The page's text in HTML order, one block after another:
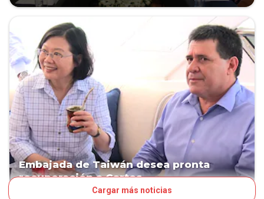
Embajada de Taiwán desea pronta
recuperación a Cartes
Cargar más noticias